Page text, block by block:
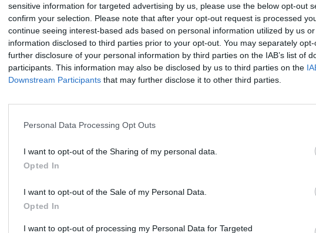
sensitive information for targeted advertising by us, please use the below opt-out
confirm your selection. Please note that after your opt-out request is processed
continue seeing interest-based ads based on personal information utilized by us
information disclosed to third parties prior to your opt-out. You may separately
further disclosure of your personal information by third parties on the IAB’s list of
participants. This information may also be disclosed by us to third parties on the
Downstream Participants that may further disclose it to other third parties.
Personal Data Processing Opt Outs
I want to opt-out of the Sharing of my personal data.
Opted In
I want to opt-out of the Sale of my Personal Data.
Opted In
I want to opt-out of processing my Personal Data for Targeted